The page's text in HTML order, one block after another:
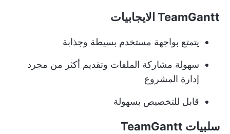
TeamGantt الايجابيات
يتمتع بواجهة مستخدم بسيطة وجذابة
سهولة مشاركة الملفات وتقديم أكثر من مجرد
إدارة المشروع
قابل للتخصيص بسهولة
سلبيات TeamGantt